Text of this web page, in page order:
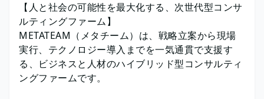
【人と社会の可能性を最大化する、次世代型コンサ
ルティングファーム】
METATEAM（メタチーム）は、戦略立案から現場
実行、テクノロジー導入までを一気通貫で支援す
る、ビジネスと人材のハイブリッド型コンサルティ
ングファームです。